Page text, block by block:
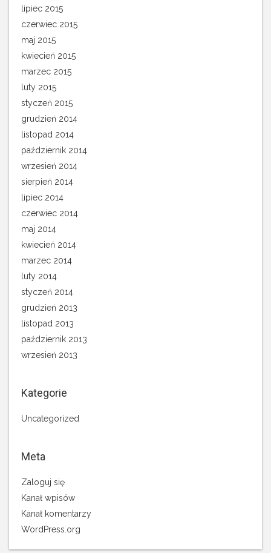
lipiec 2015
czerwiec 2015
maj 2015
kwiecień 2015
marzec 2015
luty 2015
styczeń 2015
grudzień 2014
listopad 2014
październik 2014
wrzesień 2014
sierpień 2014
lipiec 2014
czerwiec 2014
maj 2014
kwiecień 2014
marzec 2014
luty 2014
styczeń 2014
grudzień 2013
listopad 2013
październik 2013
wrzesień 2013
Kategorie
Uncategorized
Meta
Zaloguj się
Kanał wpisów
Kanał komentarzy
WordPress.org